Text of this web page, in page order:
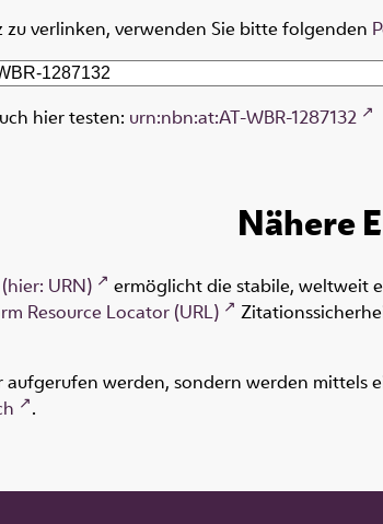
verlinken, verwenden Sie bitte folgenden
hier testen: urn:nbn:at:AT-WBR-1287132
Nähere
URN)
ermöglicht die stabile, weltweit
Resource Locator (URL)
werden, sondern werden mittels
.